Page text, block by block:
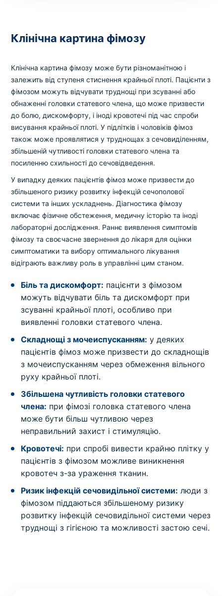
Клінічна картина фімозу
Клінічна картина фімозу може бути різноманітною і
залежить від ступеня стиснення крайньої плоті. Пацієнти з
фімозом можуть відчувати труднощі при зсуванні або
обнаженні головки статевого члена, що може призвести
до болю, дискомфорту, і іноді кровотечі під час спроби
висування крайньої плоті. У підлітків і чоловіків фімоз
також може проявлятися у труднощах з сечовиділенням,
збільшеній чутливості головки статевого члена та
посиленню схильності до сечовідведення.
У випадку деяких пацієнтів фімоз може призвести до
збільшеного ризику розвитку інфекцій сечополової
системи та інших ускладнень. Діагностика фімозу
включає фізичне обстеження, медичну історію та іноді
лабораторні дослідження. Раннє виявлення симптомів
фімозу та своєчасне звернення до лікаря для оцінки
симптоматики та вибору оптимального лікування
відіграють важливу роль в управлінні цим станом.
Біль та дискомфорт: пацієнти з фімозом
можуть відчувати біль та дискомфорт при
зсуванні крайньої плоті, особливо при
виявленні головки статевого члена.
Складнощі з мочеиспусканням: у деяких
пацієнтів фімоз може призвести до складнощів
з мочеиспусканням через обмеження вільного
руху крайньої плоті.
Збільшена чутливість головки статевого
члена: при фімозі головка статевого члена
може бути більш чутливою через
неправильний захист і стимуляцію.
Кровотечі: при спробі вивести крайню плітку у
пацієнтів з фімозом можливе виникнення
кровотеч з-за ураження тканин.
Ризик інфекцій сечовидільної системи: люди з
фімозом піддаються збільшеному ризику
розвитку інфекцій сечовидільної системи через
труднощі з гігієною та можливості застою сечі.